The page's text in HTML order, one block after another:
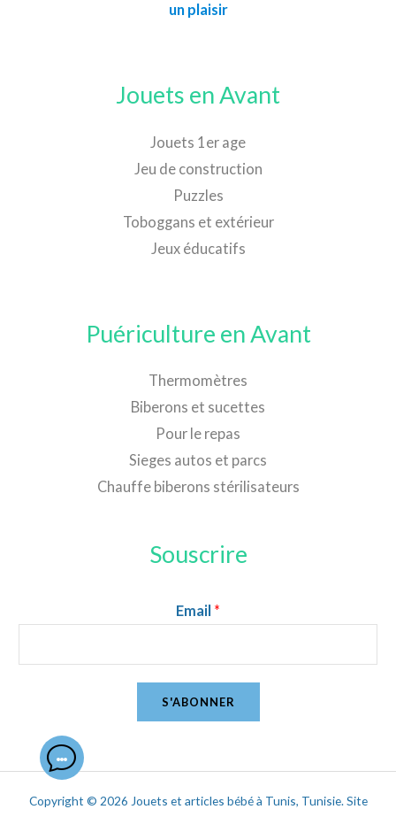
un plaisir
Jouets en Avant
Jouets 1er age
Jeu de construction
Puzzles
Toboggans et extérieur
Jeux éducatifs
Puériculture en Avant
Thermomètres
Biberons et sucettes
Pour le repas
Sieges autos et parcs
Chauffe biberons stérilisateurs
Souscrire
Email *
S'ABONNER
Copyright © 2026 Jouets et articles bébé à Tunis, Tunisie. Site